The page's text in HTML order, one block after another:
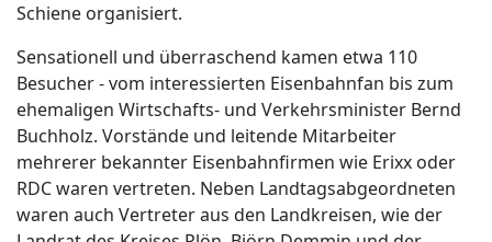
Schiene organisiert.
Sensationell und überraschend kamen etwa 110
Besucher - vom interessierten Eisenbahnfan bis zum
ehemaligen Wirtschafts- und Verkehrsminister Bernd
Buchholz. Vorstände und leitende Mitarbeiter
mehrerer bekannter Eisenbahnfirmen wie Erixx oder
RDC waren vertreten. Neben Landtagsabgeordneten
waren auch Vertreter aus den Landkreisen, wie der